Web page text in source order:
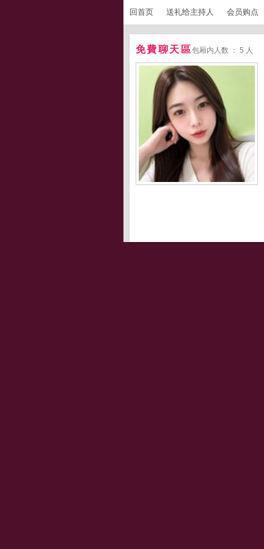
回首页 送礼给主持人 会员购点
免費聊天區包厢内人数 ： 5 人